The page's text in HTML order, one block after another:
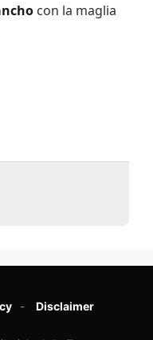
con la maglia
Disclaimer